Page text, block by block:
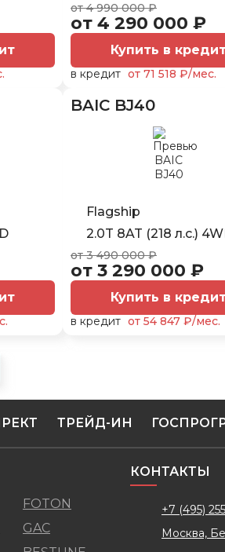
от 4 990 000 ₽
от 4 290 000 ₽
Купить в
в кредит от 71 518 ₽/мес.
BAIC BJ40
Flagship
2.0T 8AT (218 л.с.)
от 3 490 000 ₽
от 3 290 000 ₽
Купить в
в кредит от 54 847 ₽/мес.
ТРЕЙД-ИН
FOTON
GAC
КОНТАКТЫ
+7 (495)
Москва,